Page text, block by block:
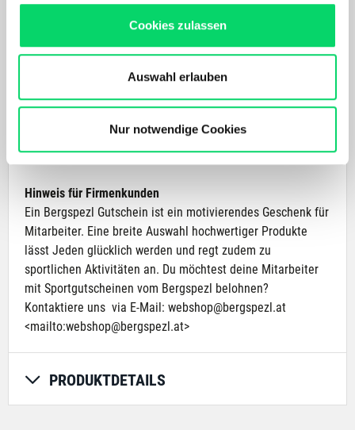
Produkten und Inhalten.
Unser Online Angebot sowie die Funktionalität und
Performance unserer Website wird kontinuierlich für Dich
Bergspezl verwendet Cookies, um Inhalte und Anzeigen
zu personalisieren, Funktionen für soziale Medien
anbieten zu können und die Zugriffe auf unsere Website
zu analysieren. Außerdem geben wir Informationen zu
Deiner Verwendung unserer Website an unsere Partner
für soziale Medien, Werbung und Analysen weiter.
Unsere Partner führen diese Informationen
möglicherweise mit weiteren Daten zusammen, die Du
ihnen bereitgestellt hast oder die sie im Rahmen Deiner
Nutzung der Dienste gesammelt haben.
Cookies zulassen
Auswahl erlauben
Nur notwendige Cookies
sind vom Umtausch ausgeschlossen.
Du bevorzugst eine 300€ Gutscheinkarte via Post? (5-7
Auf Wunsch versenden wir Gutscheinkarten per Post.
webshop@bergspezl.at>
Hinweis für Firmenkunden
Ein Bergspezl Gutschein ist ein motivierendes Geschenk für
Mitarbeiter. Eine breite Auswahl hochwertiger Produkte
lässt Jeden glücklich werden und regt zudem zu
sportlichen Aktivitäten an. Du möchtest deine Mitarbeiter
mit Sportgutscheinen vom Bergspezl belohnen?
Kontaktiere uns via E-Mail: webshop@bergspezl.at
<mailto:webshop@bergspezl.at>
PRODUKTDETAILS